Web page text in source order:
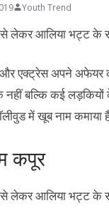
Youth Trend
एक्ट्रेस अपने अफेयर
नहीं बल्कि कई
में खूब नाम
कपूर